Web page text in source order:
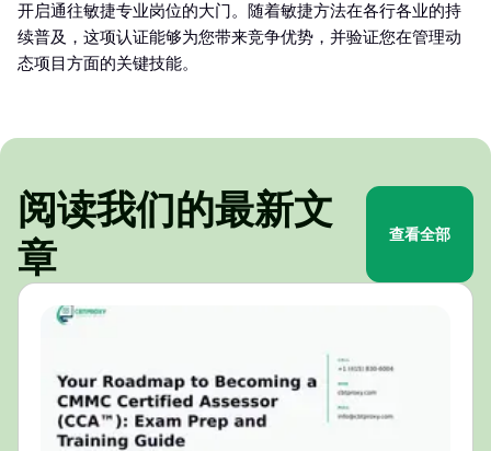
开启通往敏捷专业岗位的大门。随着敏捷方法在各行各业的持
续普及，这项认证能够为您带来竞争优势，并验证您在管理动
态项目方面的关键技能。
阅读我们的最新文
章
查看全部